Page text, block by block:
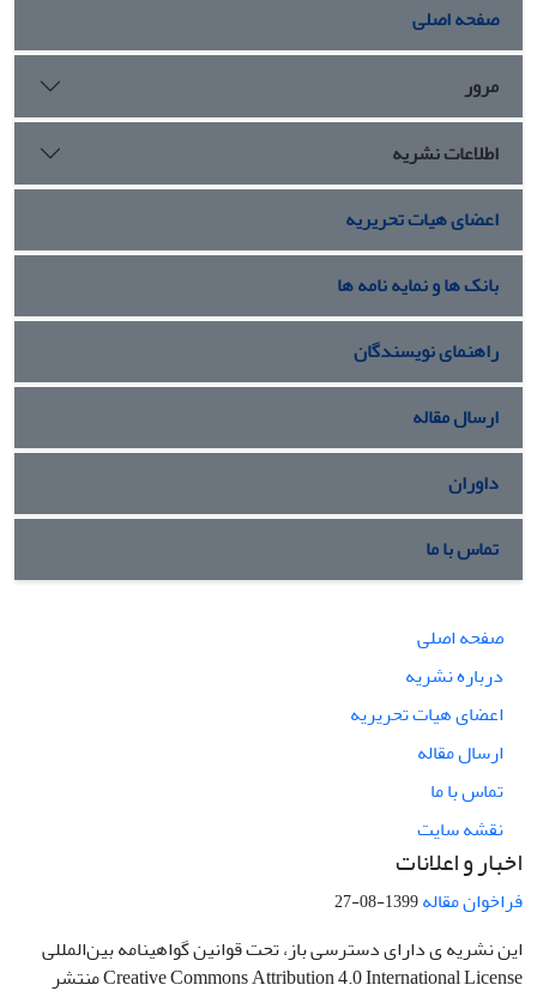
صفحه اصلی
مرور
اطلاعات نشریه
اعضای هیات تحریریه
بانک ها و نمایه نامه ها
راهنمای نویسندگان
ارسال مقاله
داوران
تماس با ما
صفحه اصلی
درباره نشریه
اعضای هیات تحریریه
ارسال مقاله
تماس با ما
نقشه سایت
اخبار و اعلانات
فراخوان مقاله1399-08-27
این نشریه ی دارای دسترسی باز، تحت قوانین گواهینامه بین‌المللی
Creative Commons Attribution 4.0 International License منتشر